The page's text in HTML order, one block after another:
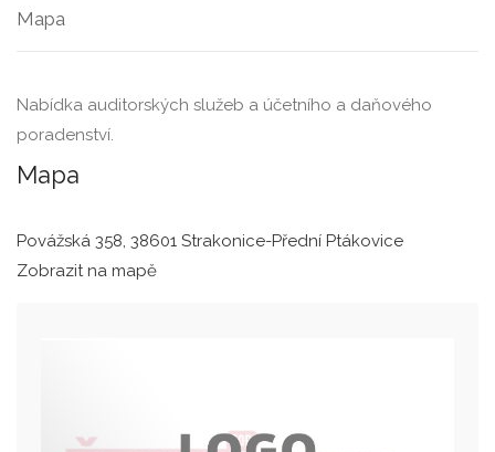
Mapa
Nabídka auditorských služeb a účetního a daňového
poradenství.
Mapa
Povážská 358, 38601 Strakonice-Přední Ptákovice
Zobrazit na mapě